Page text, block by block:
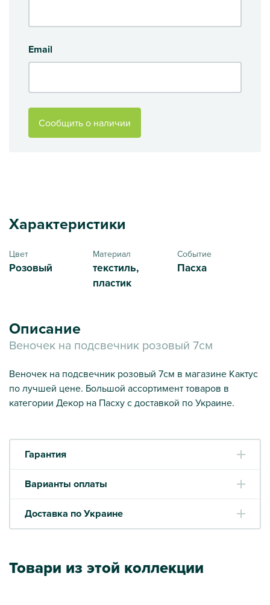
Email
Сообщить о наличии
Характеристики
Цвет
Розовый
Материал
текстиль,
пластик
Событие
Пасха
Описание
Веночек на подсвечник розовый 7см
Веночек на подсвечник розовый 7см в магазине Кактус
по лучшей цене. Большой ассортимент товаров в
категории Декор на Пасху с доставкой по Украине.
Гарантия
Варианты оплаты
Доставка по Украине
Товари из этой коллекции